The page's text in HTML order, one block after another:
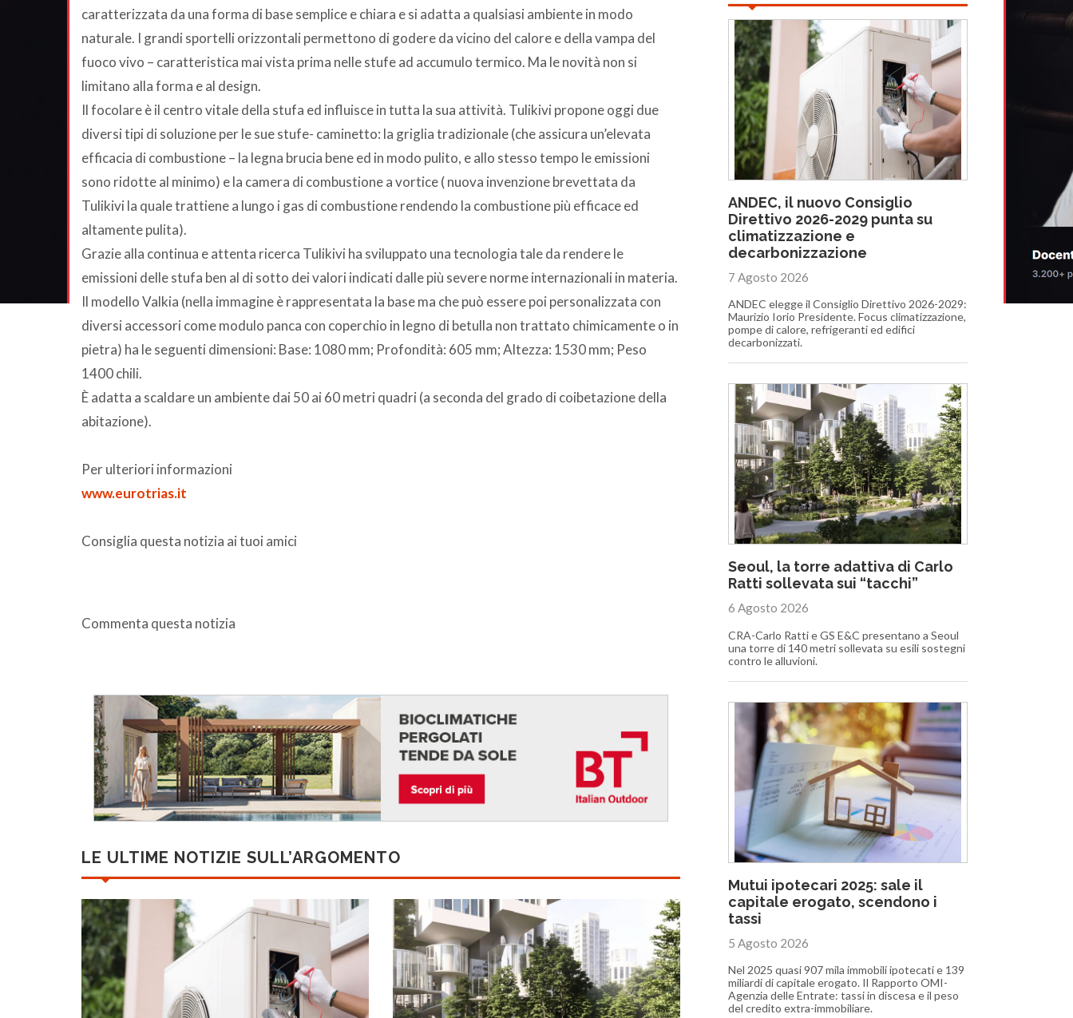
caratterizzata da una forma di base semplice e chiara e si adatta a qualsiasi ambiente in modo
naturale. I grandi sportelli orizzontali permettono di godere da vicino del calore e della vampa del
fuoco vivo – caratteristica mai vista prima nelle stufe ad accumulo termico. Ma le novità non si
limitano alla forma e al design.
Il focolare è il centro vitale della stufa ed influisce in tutta la sua attività. Tulikivi propone oggi due
diversi tipi di soluzione per le sue stufe- caminetto: la griglia tradizionale (che assicura un’elevata
efficacia di combustione – la legna brucia bene ed in modo pulito, e allo stesso tempo le emissioni
sono ridotte al minimo) e la camera di combustione a vortice ( nuova invenzione brevettata da
Tulikivi la quale trattiene a lungo i gas di combustione rendendo la combustione più efficace ed
altamente pulita).
Grazie alla continua e attenta ricerca Tulikivi ha sviluppato una tecnologia tale da rendere le
emissioni delle stufa ben al di sotto dei valori indicati dalle più severe norme internazionali in materia.
Il modello Valkia (nella immagine è rappresentata la base ma che può essere poi personalizzata con
diversi accessori come modulo panca con coperchio in legno di betulla non trattato chimicamente o in
pietra) ha le seguenti dimensioni: Base: 1080 mm; Profondità: 605 mm; Altezza: 1530 mm; Peso
1400 chili.
È adatta a scaldare un ambiente dai 50 ai 60 metri quadri (a seconda del grado di coibetazione della
abitazione).
Per ulteriori informazioni
www.eurotrias.it
Consiglia questa notizia ai tuoi amici
Commenta questa notizia
LE ULTIME NOTIZIE SULL’ARGOMENTO
ANDEC, il nuovo Consiglio
Direttivo 2026-2029 punta su
climatizzazione e
decarbonizzazione
7 Agosto 2026
ANDEC elegge il Consiglio Direttivo 2026-2029:
Maurizio Iorio Presidente. Focus climatizzazione,
pompe di calore, refrigeranti ed edifici
decarbonizzati.
Seoul, la torre adattiva di Carlo
Ratti sollevata sui “tacchi”
6 Agosto 2026
CRA-Carlo Ratti e GS E&C presentano a Seoul
una torre di 140 metri sollevata su esili sostegni
contro le alluvioni.
Mutui ipotecari 2025: sale il
capitale erogato, scendono i
tassi
5 Agosto 2026
Nel 2025 quasi 907 mila immobili ipotecati e 139
miliardi di capitale erogato. Il Rapporto OMI-
Agenzia delle Entrate: tassi in discesa e il peso
del credito extra-immobiliare.